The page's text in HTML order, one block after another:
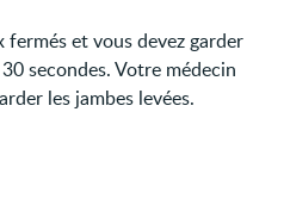
fermés et vous devez garder
secondes. Votre médecin
les jambes levées.